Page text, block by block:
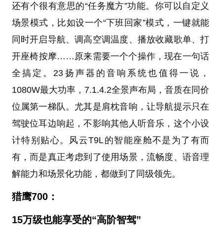
还有个很有意思的“任务魔方”功能。你可以自定义
场景模式，比如设一个“下班回家”模式，一键就能
同时开启导航、调高空调温度、播放收藏歌单、打
开座椅按摩……原来需要一个个操作，现在一句话
全搞定。23扬声器的音响系统也值得一说，
1080W最大功率，7.1.4.2全景声布局，音质在同价
位属第一梯队。尤其是肩枕音响，让导航提示只在
驾驶位耳边响起，不影响其他人听音乐，这个小设
计特别贴心。风云T9L的智能座舱不是为了有而
有，而是真正考虑到了使用场景，流畅度、语音理
解能力和场景化功能，都做到了同级领先。
猎鹰700：
15万级也能享受的“高阶智驾”